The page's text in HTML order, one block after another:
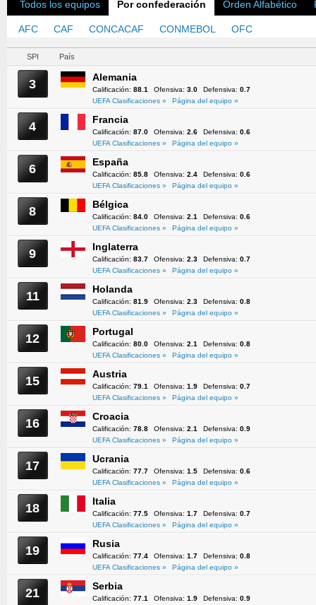
Todos los equipos Por confederación Orden Alfabético
AFC CAF CONCACAF CONMEBOL OFC
SPI País
3 Alemania
Calificación: 88.1 Ofensiva: 3.0 Defensiva: 0.7
UEFA Clasificaciones »
Página del equipo »
4 Francia
Calificación: 87.0 Ofensiva: 2.6 Defensiva: 0.6
UEFA Clasificaciones »
Página del equipo »
6 España
Calificación: 85.8 Ofensiva: 2.4 Defensiva: 0.6
UEFA Clasificaciones »
Página del equipo »
8 Bélgica
Calificación: 84.0 Ofensiva: 2.1 Defensiva: 0.6
UEFA Clasificaciones »
Página del equipo »
9 Inglaterra
Calificación: 83.7 Ofensiva: 2.3 Defensiva: 0.7
UEFA Clasificaciones »
Página del equipo »
11 Holanda
Calificación: 81.9 Ofensiva: 2.3 Defensiva: 0.8
UEFA Clasificaciones »
Página del equipo »
12 Portugal
Calificación: 80.0 Ofensiva: 2.1 Defensiva: 0.8
UEFA Clasificaciones »
Página del equipo »
15 Austria
Calificación: 79.1 Ofensiva: 1.9 Defensiva: 0.7
UEFA Clasificaciones »
Página del equipo »
16 Croacia
Calificación: 78.8 Ofensiva: 2.1 Defensiva: 0.9
UEFA Clasificaciones »
Página del equipo »
17 Ucrania
Calificación: 77.7 Ofensiva: 1.5 Defensiva: 0.6
UEFA Clasificaciones »
Página del equipo »
18 Italia
Calificación: 77.5 Ofensiva: 1.7 Defensiva: 0.7
UEFA Clasificaciones »
Página del equipo »
19 Rusia
Calificación: 77.4 Ofensiva: 1.7 Defensiva: 0.8
UEFA Clasificaciones »
Página del equipo »
21 Serbia
Calificación: 77.1 Ofensiva: 1.9 Defensiva: 0.9